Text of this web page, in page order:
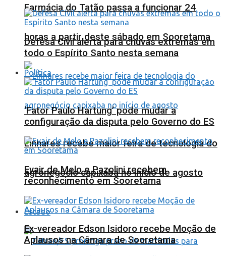
Farmácia do Tatão passa a funcionar 24
horas a partir deste sábado em Sooretama
Linhares recebe maior feira de tecnologia do
agronegócio capixaba no início de agosto
Estado
Defesa Civil alerta para chuvas extremas em
todo o Espírito Santo nesta semana
Política
‘Fator Paulo Hartung’ pode mudar a
configuração da disputa pelo Governo do ES
Evair de Melo e Pazolini recebem
reconhecimento em Sooretama
Ex-vereador Edson Isidoro recebe Moção de
Aplausos na Câmara de Sooretama